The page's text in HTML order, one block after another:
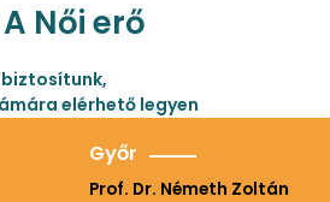
Női erő
elérhető legyen
Győr
Prof. Dr. Németh Zoltán